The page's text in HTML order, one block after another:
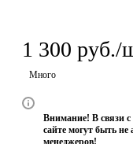
1 300 руб./
Много
Внимание! В связи
сайте могут быть
менеджеров!